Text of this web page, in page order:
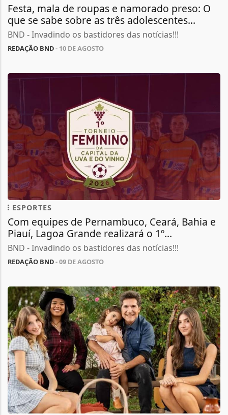
Festa, mala de roupas e namorado preso: O
que se sabe sobre as três adolescentes...
BND - Invadindo os bastidores das notícias!!!
REDAÇÃO BND- 10 DE AGOSTO
ESPORTES
Com equipes de Pernambuco, Ceará, Bahia e
Piauí, Lagoa Grande realizará o 1º...
BND - Invadindo os bastidores das notícias!!!
REDAÇÃO BND- 09 DE AGOSTO